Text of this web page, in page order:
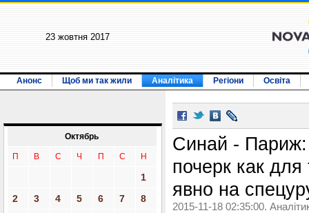
23 жовтня 2017
Анонс Щоб ми так жили Аналітика Регіони Освіта
Октябрь
П В С Ч П С Н
1
2
3 4 5 6 7 8
Синай -
почерк как
явно на
2015-11-18 02:35:00.